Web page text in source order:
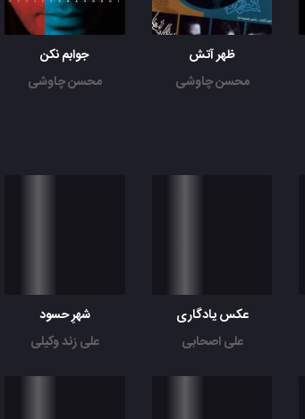
ظهر آتش
محسن چاوشی
جوابم نکن
محسن چاوشی
عکس یادگاری
علی اصحابی
شهرِ حسود
علی زند وکیلی